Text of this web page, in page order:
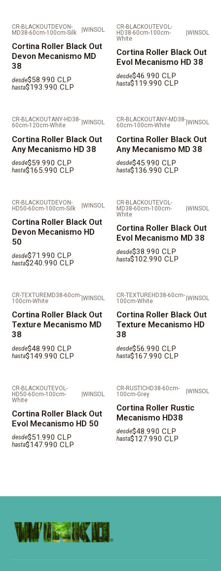
IMPORTANTE: AL SER PRODUCTOS FABRICADOS A
MEDIDAS LOS TIEMPOS DE ENTREGA SON DE 10 DÍAS
HÁBILES
DESPACHOS EN REGIÓN METROPOLITANA EN MAIPO,
TALAGANTE, CORDILLERA, MELIPILLA Y
PROVINCIAS FUERA DE SANTIAGO SE DEBE COTIZAR
INDEPENDIENTE.
CR-BLACKOUTDEVON-
MD38-60cm-100cm-Silk
WINSOL
Cortina Roller Black Out
Devon Mecanismo MD
38
desde$58.990 CLP
hasta$193.990 CLP
CR-BLACKOUTEVOL-
HD38-60cm-100cm-
White
WINSOL
Cortina Roller Black Out
Evol Mecanismo HD 38
desde$46.990 CLP
hasta$119.990 CLP
CR-BLACKOUTANY-HD38-
60cm-120cm-White
WINSOL
Cortina Roller Black Out
Any Mecanismo HD 38
desde$59.990 CLP
hasta$165.990 CLP
CR-BLACKOUTANY-MD38-
60cm-100cm-White
WINSOL
Cortina Roller Black Out
Any Mecanismo MD 38
desde$45.990 CLP
hasta$136.990 CLP
CR-BLACKOUTDEVON-
HD50-60cm-100cm-Silk
|WINSOL
Cortina Roller Black Out
Devon Mecanismo HD
50
desde$71.990 CLP
hasta$240.990 CLP
CR-BLACKOUTEVOL-
MD38-60cm-100cm-
White
|WINSOL
Cortina Roller Black Out
Evol Mecanismo MD 38
desde$38.990 CLP
hasta$102.990 CLP
CR-TEXTUREMD38-60cm-
100cm-White
WINSOL
Cortina Roller Black Out
Texture Mecanismo MD
38
desde$48.990 CLP
hasta$149.990 CLP
CR-TEXTUREHD38-60cm-
100cm-White
WINSOL
Cortina Roller Black Out
Texture Mecanismo HD
38
desde$56.990 CLP
hasta$167.990 CLP
CR-BLACKOUTEVOL-
HD50-60cm-100cm-
White
|WINSOL
Cortina Roller Black Out
Evol Mecanismo HD 50
desde$51.990 CLP
hasta$147.990 CLP
CR-RUSTICHD38-60cm-
100cm-Grey
|WINSOL
Cortina Roller Rustic
Mecanismo HD38
desde$48.990 CLP
hasta$127.990 CLP